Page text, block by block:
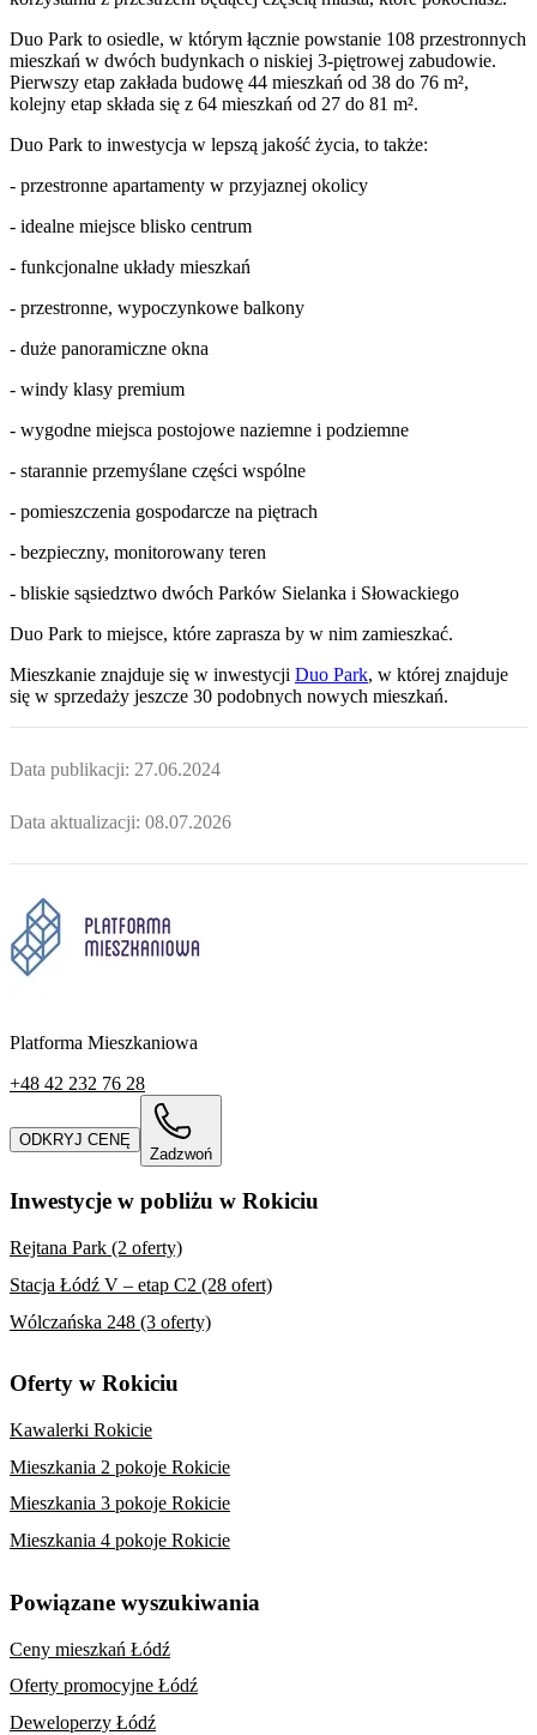
Duo Park to osiedle, w którym łącznie powstanie 108 przestronnych
mieszkań w dwóch budynkach o niskiej 3-piętrowej zabudowie.
Pierwszy etap zakłada budowę 44 mieszkań od 38 do 76 m²,
kolejny etap składa się z 64 mieszkań od 27 do 81 m².
Duo Park to inwestycja w lepszą jakość życia, to także:
- przestronne apartamenty w przyjaznej okolicy
- idealne miejsce blisko centrum
- funkcjonalne układy mieszkań
- przestronne, wypoczynkowe balkony
- duże panoramiczne okna
- windy klasy premium
- wygodne miejsca postojowe naziemne i podziemne
- starannie przemyślane części wspólne
- pomieszczenia gospodarcze na piętrach
- bezpieczny, monitorowany teren
- bliskie sąsiedztwo dwóch Parków Sielanka i Słowackiego
Duo Park to miejsce, które zaprasza by w nim zamieszkać.
Mieszkanie znajduje się w inwestycji Duo Park, w której znajduje
się w sprzedaży jeszcze 30 podobnych nowych mieszkań.
Data publikacji: 27.06.2024
Data aktualizacji: 08.07.2026
Platforma Mieszkaniowa
+48 42 232 76 28
ODKRYJ CENĘ
Zadzwoń
Inwestycje w pobliżu w Rokiciu
Rejtana Park (2 oferty)
Stacja Łódź V – etap C2 (28 ofert)
Wólczańska 248 (3 oferty)
Oferty w Rokiciu
Kawalerki Rokicie
Mieszkania 2 pokoje Rokicie
Mieszkania 3 pokoje Rokicie
Mieszkania 4 pokoje Rokicie
Powiązane wyszukiwania
Ceny mieszkań Łódź
Oferty promocyjne Łódź
Deweloperzy Łódź